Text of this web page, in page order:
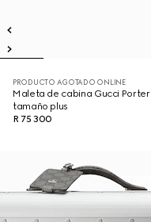
PRODUCTO AGOTADO ONLINE
Maleta de cabina Gucci Porter
tamaño plus
R 75 300